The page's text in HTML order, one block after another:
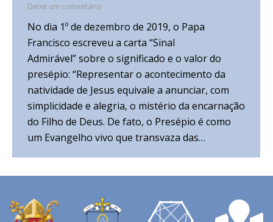
Deixe um comentário
No dia 1º de dezembro de 2019, o Papa
Francisco escreveu a carta “Sinal
Admirável” sobre o significado e o valor do
presépio: “Representar o acontecimento da
natividade de Jesus equivale a anunciar, com
simplicidade e alegria, o mistério da encarnação
do Filho de Deus. De fato, o Presépio é como
um Evangelho vivo que transvaza das…